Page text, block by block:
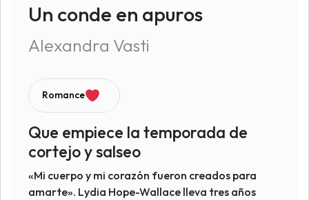
Un conde en apuros
Alexandra Vasti
Romance
Que empiece la temporada de
cortejo y salseo
«Mi cuerpo y mi corazón fueron creados para
amarte». Lydia Hope-Wallace lleva tres años